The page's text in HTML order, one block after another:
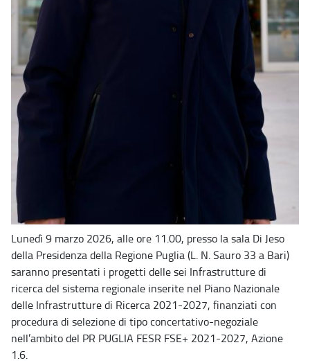
Lunedì 9 marzo 2026, alle ore 11.00, presso la sala Di Jeso
della Presidenza della Regione Puglia (L. N. Sauro 33 a Bari)
saranno presentati i progetti delle sei Infrastrutture di
ricerca del sistema regionale inserite nel Piano Nazionale
delle Infrastrutture di Ricerca 2021-2027, finanziati con
procedura di selezione di tipo concertativo-negoziale
nell’ambito del PR PUGLIA FESR FSE+ 2021-2027, Azione
1.6.